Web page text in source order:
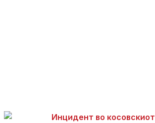
Инцидент во косовскиот